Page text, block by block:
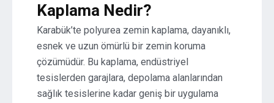
Kaplama Nedir?
Karabük’te polyurea zemin kaplama, dayanıklı,
esnek ve uzun ömürlü bir zemin koruma
çözümüdür. Bu kaplama, endüstriyel
tesislerden garajlara, depolama alanlarından
sağlık tesislerine kadar geniş bir uygulama